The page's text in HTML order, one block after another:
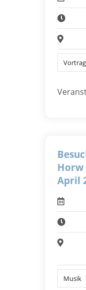
Vortrag
Horw
April
Musik